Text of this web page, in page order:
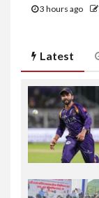
3 hours ago
Latest